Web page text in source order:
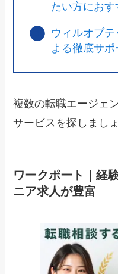
たい方におす
ウィルオブ
よる徹底サ
複数の転職エージェ
サービスを探しましょ
ワークポート｜経
ニア求人が豊富